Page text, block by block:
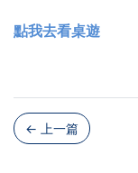
點我去看桌遊
← 上一篇